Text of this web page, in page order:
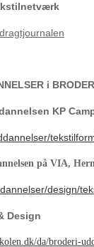
i
KP
på VIA,
design/
Design
da/broderi-